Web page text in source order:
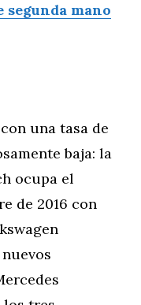
segunda mano
una tasa de
baja: la
ocupa el
de 2016 con